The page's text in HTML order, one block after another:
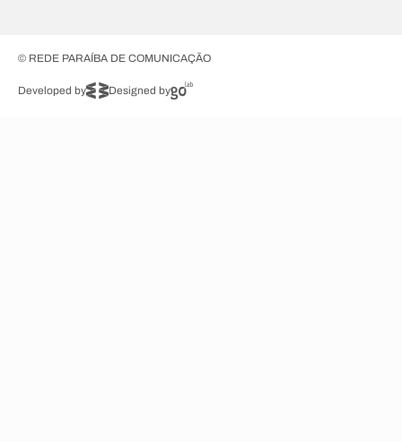
© REDE PARAÍBA DE COMUNICAÇÃO
Developed by Designed by